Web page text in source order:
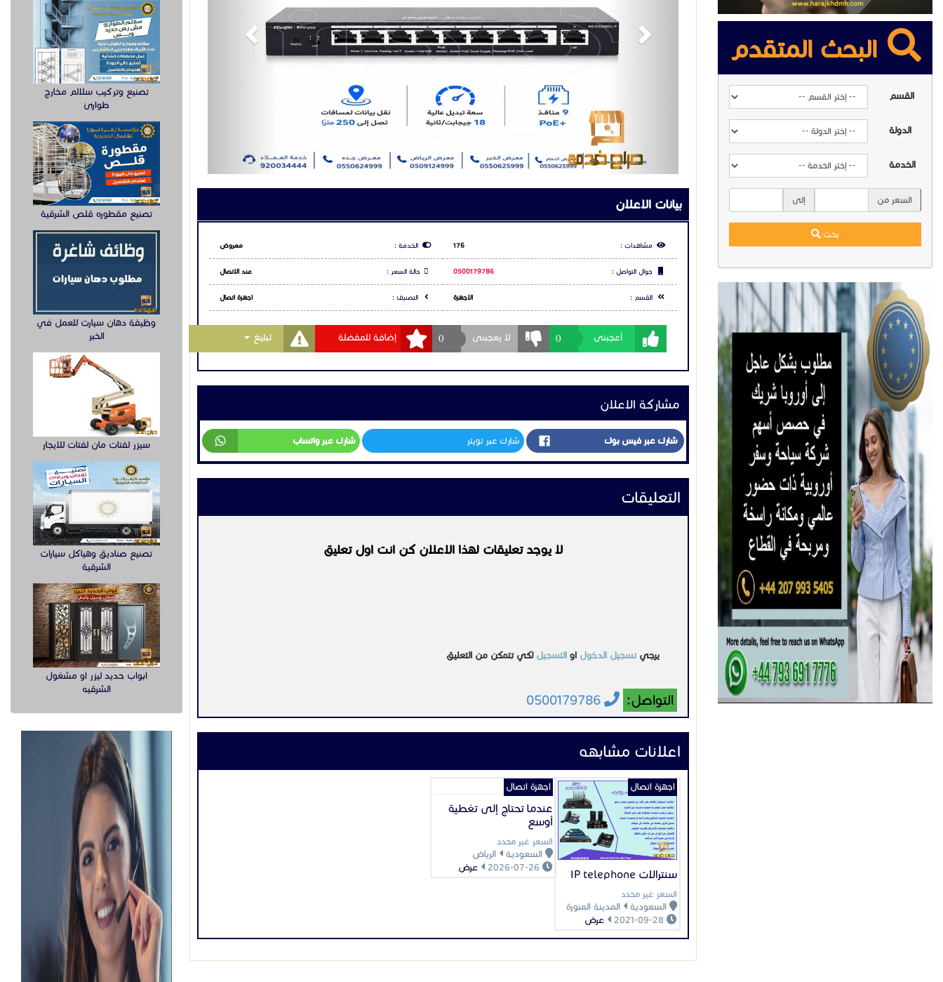
البحث المتقدم
القسم
الدولة
الخدمة
السعر من إلى
بحث
#شبكات_المكاتب #تقوية_الشبكة #Extend_Mode #Networking Reyee_Switch #سويتش_ريجي #سويتش_ريجي
#سويتش_ريجي #سويتش_ريجي #سويتش_ريجي #سويتش_ريجي
بيانات الاعلان
مشاهدات : 176 الخدمة : معروض
جوال التواصل : 0500179786 حالة السعر : عند الاتصال
القسم : الاجهزة التصنيف : اجهزة اتصال
أعجبنى 0 لا يعجبنى 0 إضافة للمفضلة تبليغ Toggle Dropdown
مشاركة الاعلان
شارك عبر فيس بوك شارك عبر تويتر شارك عبر واتساب
التعليقات
لا يوجد تعليقات لهذا الاعلان كن انت اول تعليق
يرجيتسجيل الدخول او التسجيل لكي تتمكن من التعليق
التواصل: 0500179786
اعلانات مشابهه
سنترالات IP telephone
السعر غير محدد
السعودية
المدينة المنورة
عرض
اجهزة اتصال
عندما تحتاج إلى تغطية
أوسع
السعر غير محدد
السعودية
الرياض
2026-07-26
عرض
اجهزة اتصال
تصنيع وتركيب سلالم مخارج
طوارئ
تصنيع مقطوره قلص الشرقية
وظيفة دهان سيارت للعمل في
الخبر
سيزر لفتات مان لفتات للايجار
تصنيع صناديق وهياكل سيارات
الشرقية
ابواب حديد ليزر او مشغول
الشرقيه